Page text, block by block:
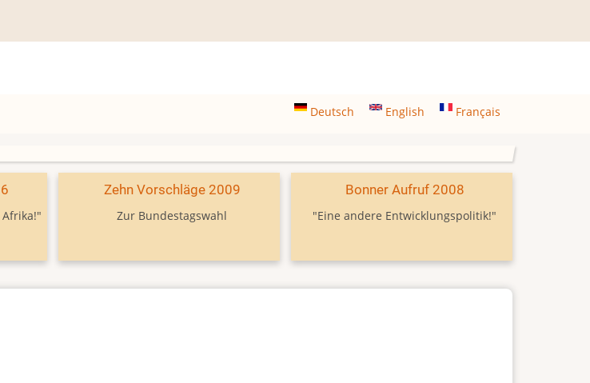
Deutsch English Français
Zehn Vorschläge 2009
Zur Bundestagswahl
Bonner Aufruf 2008
"Eine andere Entwicklungspolitik!"